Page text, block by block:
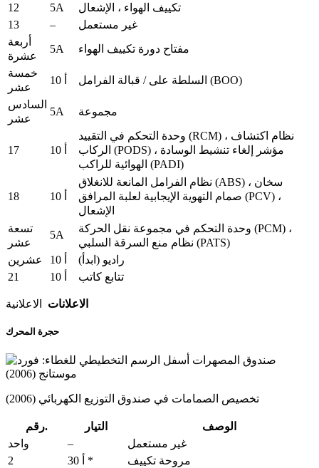
12
5A
تكييف الهواء ، الإشعال
13
–
غير مستعمل
أربعة
عشرة
5A
مفتاح دورة تكييف الهواء
خمسة
عشر
السلطة على / قبالة الفرامل (BOO)
السادس
عشر
5A مجموعة
17
وحدة التحكم في التقييد (RCM) ، نظام اكتشاف
الركاب (PODS) ، مؤشر إلغاء تنشيط الوسادة
الهوائية للراكب (PADI)
18
نظام الفرامل المانعة للانغلاق (ABS) ، سخان
صمام التهوية الإيجابية لعلبة المرافق (PCV) ،
الإشعال
تسعة
عشر
5A
وحدة التحكم في مجموعة نقل الحركة (PCM) ،
نظام منع السرقة السلبي (PATS)
عشرين
راديو (ابدأ)
21
تتابع كاتب
الاعلانات الاعلانية
حجرة المحرك
تخصيص الصمامات في صندوق التوزيع الكهربائي (2006)
رقم. التيار
الوصف
واحد
–
غير مستعمل
2
30 أ *
مروحة تكييف